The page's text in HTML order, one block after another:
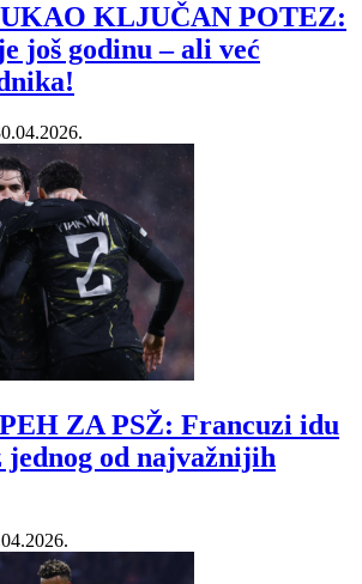
KLJUČAN POTEZ:
još godinu – ali već
ZA PSŽ: Francuzi idu
jednog od najvažnijih